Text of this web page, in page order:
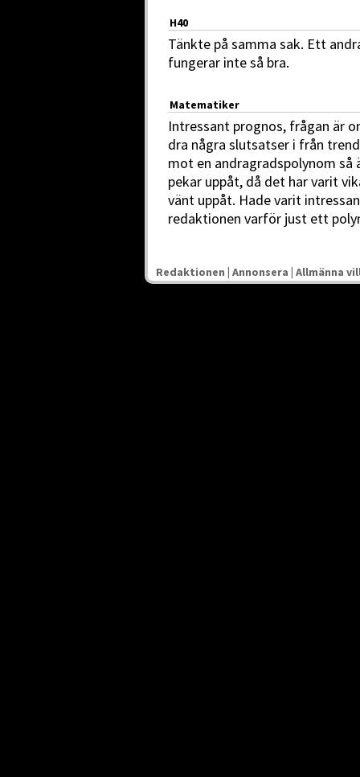
H40
Tänkte på samma sak. Ett
fungerar inte så bra.
Matematiker
Intressant prognos, frågan är
dra några slutsatser i från
mot en andragradspolynom
pekar uppåt, då det har varit
vänt uppåt. Hade varit
redaktionen varför just ett
Redaktionen | Annonsera | Allmänna